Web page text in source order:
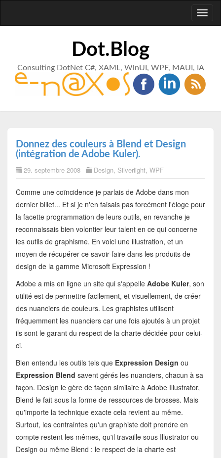
Dot.Blog
Consulting DotNet C#, XAML, WinUI, WPF, MAUI, IA
Donnez des couleurs à Blend et Design
(intégration de Adobe Kuler).
29. septembre 2008 Design, Silverlight, WPF
Comme une coïncidence je parlais de Adobe dans mon
dernier billet... Et si je n'en faisais pas forcément l'éloge pour
la facette programmation de leurs outils, en revanche je
reconnaissais bien volontier leur talent en ce qui concerne
les outils de graphisme. En voici une illustration, et un
moyen de récupérer ce savoir-faire dans les produits de
design de la gamme Microsoft Expression !
Adobe a mis en ligne un site qui s'appelle Adobe Kuler, son
utilité est de permettre facilement, et visuellement, de créer
des nuanciers de couleurs. Les graphistes utilisent
fréquemment les nuanciers car une fois ajoutés à un projet
ils sont le garant du respect de la charte décidée pour celui-
ci.
Bien entendu les outils tels que Expression Design ou
Expression Blend savent gérés les nuanciers, chacun à sa
façon. Design le gère de façon similaire à Adobe Illustrator,
Blend le fait sous la forme de ressources de brosses. Mais
qu'importe la technique exacte cela revient au même.
Surtout, les contraintes qu'un graphiste doit prendre en
compte restent les mêmes, qu'il travaille sous Illustrator ou
Design ou même Blend : le respect de la charte est